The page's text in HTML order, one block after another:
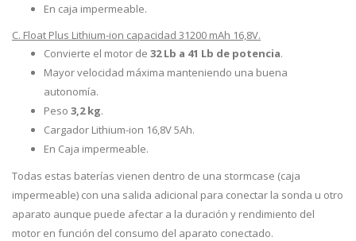
En caja impermeable.
C. Float Plus Lithium-ion capacidad 31200 mAh 16,8V.
Convierte el motor de 32 Lb a 41 Lb de potencia.
Mayor velocidad máxima manteniendo una buena
autonomía.
Peso 3,2 kg.
Cargador Lithium-ion 16,8V 5Ah.
En Caja impermeable.
Todas estas baterías vienen dentro de una stormcase (caja
impermeable) con una salida adicional para conectar la sonda u otro
aparato aunque puede afectar a la duración y rendimiento del
motor en función del consumo del aparato conectado.